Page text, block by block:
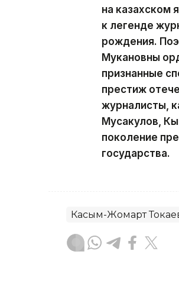
на казахском
к легенде
рождения.
Мукановны
признанные
престиж
журналисты,
Мусакулов,
поколение
государства.
Касым-Жомарт